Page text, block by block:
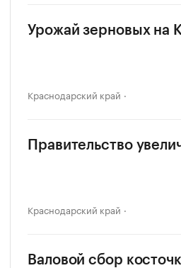
Урожай зерновых на
Краснодарский край
Правительство
Краснодарский край
Валовой сбор